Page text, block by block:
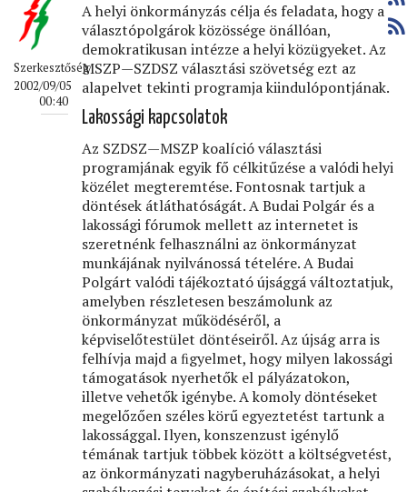
Szerkesztőség
2002/09/05
00:40
A helyi önkormányzás célja és feladata, hogy a
választópolgárok közössége önállóan,
demokratikusan intézze a helyi közügyeket. Az
MSZP—SZDSZ választási szövetség ezt az
alapelvet tekinti programja kiindulópontjának.
Lakossági kapcsolatok
Az SZDSZ—MSZP koalíció választási
programjának egyik fő célkitűzése a valódi helyi
közélet megteremtése. Fontosnak tartjuk a
döntések átláthatóságát. A Budai Polgár és a
lakossági fórumok mellett az internetet is
szeretnénk felhasználni az önkormányzat
munkájának nyilvánossá tételére. A Budai
Polgárt valódi tájékoztató újsággá változtatjuk,
amelyben részletesen beszámolunk az
önkormányzat működéséről, a
képviselőtestület döntéseiről. Az újság arra is
felhívja majd a ﬁgyelmet, hogy milyen lakossági
támogatások nyerhetők el pályázatokon,
illetve vehetők igénybe. A komoly döntéseket
megelőzően széles körű egyeztetést tartunk a
lakossággal. Ilyen, konszenzust igénylő
témának tartjuk többek között a költségvetést,
az önkormányzati nagyberuházásokat, a helyi